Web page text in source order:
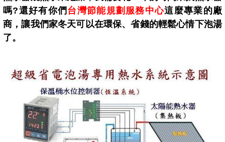
嗎?還好有你們 台灣節能規劃服務中心這麼專業的廠
商，讓我們家冬天可以在環保、省錢的輕鬆心情下泡湯
了。